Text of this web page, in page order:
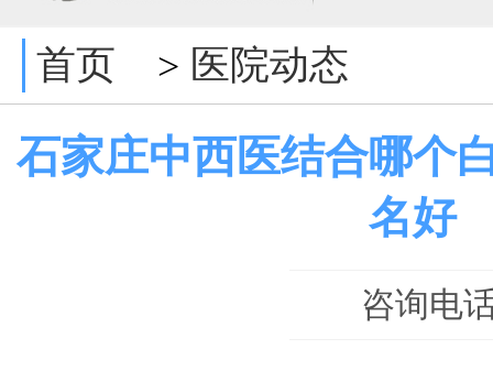
首页 > 医院动态
石家庄中西医结合哪个
名好
咨询电